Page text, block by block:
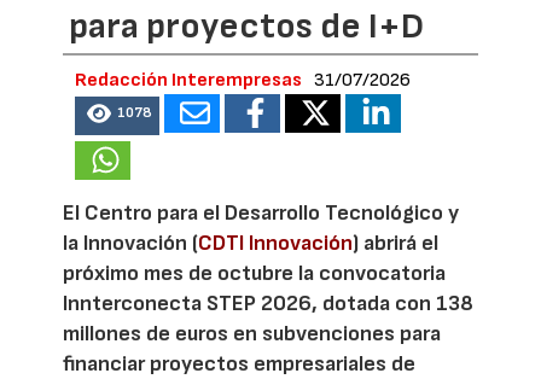
para proyectos de I+D
Redacción Interempresas 31/07/2026
1078
El Centro para el Desarrollo Tecnológico y
la Innovación (CDTI Innovación) abrirá el
próximo mes de octubre la convocatoria
Innterconecta STEP 2026, dotada con 138
millones de euros en subvenciones para
financiar proyectos empresariales de